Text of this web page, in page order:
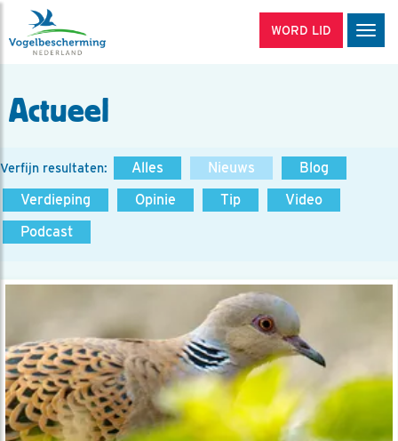
WORD LID
Actueel
Verfijn resultaten: Alles Nieuws
Blog
Verdieping
Opinie Tip
Video
Podcast